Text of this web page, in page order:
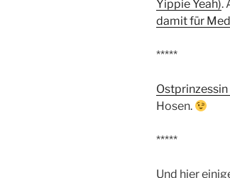
Yippie Yeah).
damit für
*****
Hosen.
*****
Und hier